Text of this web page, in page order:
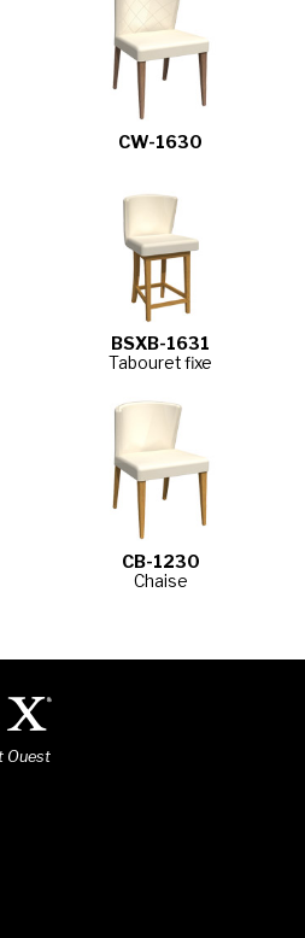
CW-1630
BSXB-1631
Tabouret fixe
CB-1230
Chaise
Ouest